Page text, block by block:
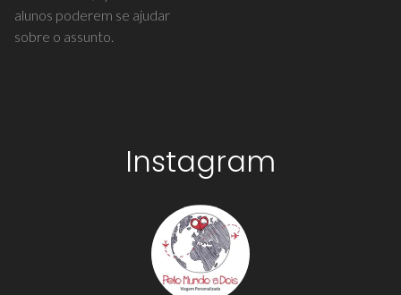
alunos poderem se ajudar
sobre o assunto.
Instagram